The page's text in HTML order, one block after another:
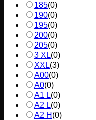
185(0)
190(0)
195(0)
200(0)
205(0)
3 XL(0)
XXL(3)
A00(0)
A0(0)
A1 L(0)
A2 L(0)
A2 H (0)